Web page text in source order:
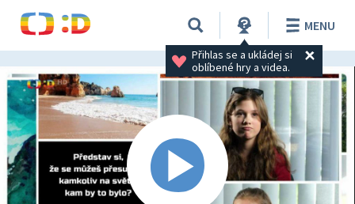
Přihlas se a ukládej si
oblíbené hry a videa.
MENU